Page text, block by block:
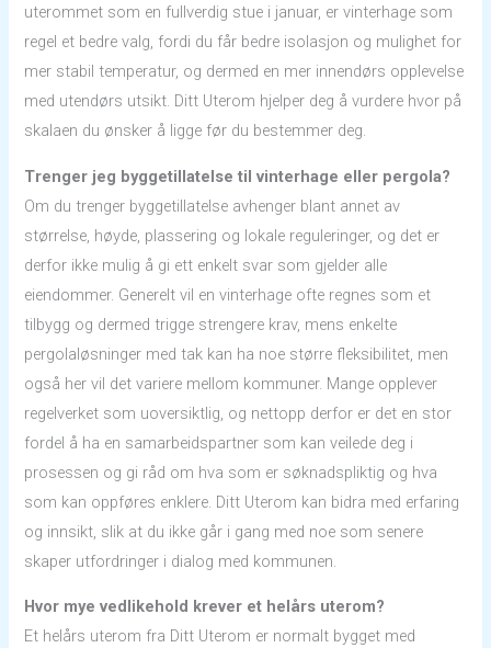
uterommet som en fullverdig stue i januar, er vinterhage som
regel et bedre valg, fordi du får bedre isolasjon og mulighet for
mer stabil temperatur, og dermed en mer innendørs opplevelse
med utendørs utsikt. Ditt Uterom hjelper deg å vurdere hvor på
skalaen du ønsker å ligge før du bestemmer deg.
Trenger jeg byggetillatelse til vinterhage eller pergola?
Om du trenger byggetillatelse avhenger blant annet av
størrelse, høyde, plassering og lokale reguleringer, og det er
derfor ikke mulig å gi ett enkelt svar som gjelder alle
eiendommer. Generelt vil en vinterhage ofte regnes som et
tilbygg og dermed trigge strengere krav, mens enkelte
pergolaløsninger med tak kan ha noe større fleksibilitet, men
også her vil det variere mellom kommuner. Mange opplever
regelverket som uoversiktlig, og nettopp derfor er det en stor
fordel å ha en samarbeidspartner som kan veilede deg i
prosessen og gi råd om hva som er søknadspliktig og hva
som kan oppføres enklere. Ditt Uterom kan bidra med erfaring
og innsikt, slik at du ikke går i gang med noe som senere
skaper utfordringer i dialog med kommunen.
Hvor mye vedlikehold krever et helårs uterom?
Et helårs uterom fra Ditt Uterom er normalt bygget med